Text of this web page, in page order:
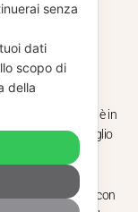
12240940960
NextWebStudio
senza
dati
scopo di
della
venditaviniliusati.it è in
entro il 29 luglio
a riprendere con